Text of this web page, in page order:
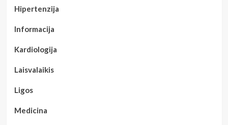
Hipertenzija
Informacija
Kardiologija
Laisvalaikis
Ligos
Medicina